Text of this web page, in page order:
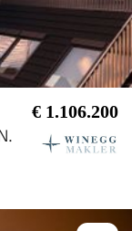
€ 1.106.200